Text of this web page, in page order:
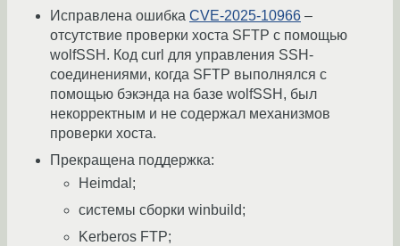
Исправлена ошибка CVE-2025-10966 –
отсутствие проверки хоста SFTP с помощью
wolfSSH. Код curl для управления SSH-
соединениями, когда SFTP выполнялся с
помощью бэкэнда на базе wolfSSH, был
некорректным и не содержал механизмов
проверки хоста.
Прекращена поддержка:
Heimdal;
системы сборки winbuild;
Kerberos FTP;